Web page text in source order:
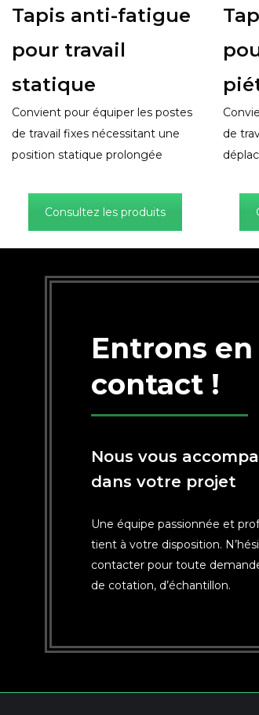
Tapis anti-fatigue
pour travail
statique
Convient pour équiper les postes
de travail fixes nécessitant une
position statique prolongée
Consultez les produits
de
Entrons en
contact !
Nous vous
dans votre projet
Une équipe passionnée et
tient à votre disposition.
contacter pour toute
de cotation, d’échantillon.